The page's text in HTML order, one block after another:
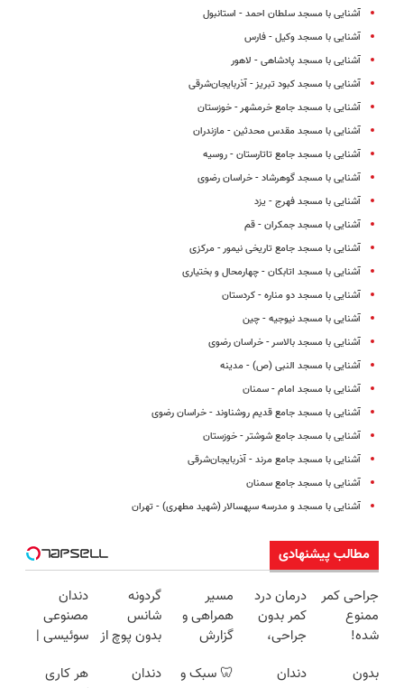
آشنایی با مسجد سلطان احمد - استانبول
آشنایی با مسجد وکیل - فارس
آشنایی با مسجد پادشاهی - لاهور
آشنایی با مسجد کبود تبریز - آذربایجان‌شرقی
آشنایی با مسجد جامع خرمشهر - خوزستان
آشنایی با مسجد مقدس محدثین - مازندران
آشنایی با مسجد جامع تاتارستان - روسیه
آشنایی با مسجد گوهرشاد - خراسان رضوی
آشنایی با مسجد فهرج - یزد
آشنایی با مسجد جمکران‌ - قم
آشنایی با مسجد جامع تاریخی نیمور - مرکزی
آشنایی با مسجد اتابکان - چهارمحال و بختیاری
آشنایی با مسجد دو مناره - کردستان
آشنایی با مسجد نیوجیه - چین
آشنایی با مسجد بالاسر - خراسان رضوی
آشنایی با مسجد النبى (ص) - مدینه
آشنایی با مسجد امام - سمنان
آشنایی با مسجد جامع قدیم روشناوند - خراسان رضوی
آشنایی با مسجد جامع شوشتر - خوزستان
آشنایی با مسجد جامع مرند - آذربایجان‌شرقی
آشنایی با مسجد جامع سمنان
آشنایی با مسجد و مدرسه سپهسالار (شهید مطهری) - تهران
مطالب پیشنهادی
جراحی کمر
ممنوع
شده!
کمرت رو در
درمان درد
کمر بدون
جراحی،
پرسش‌نامه
مسیر
همراهی و
گزارش
گروه اسنپ
گردونه
شانس
بدون پوچ از
دندان
مصنوعی
سوئیسی |
مقاوم،
بدون
دندان
🦷 سبک و
دندان
هر کاری